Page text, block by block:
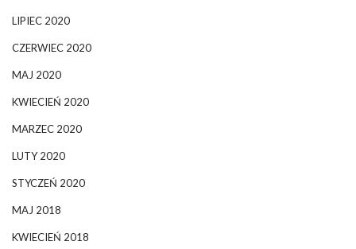
LIPIEC 2020
CZERWIEC 2020
MAJ 2020
KWIECIEŃ 2020
MARZEC 2020
LUTY 2020
STYCZEŃ 2020
MAJ 2018
KWIECIEŃ 2018